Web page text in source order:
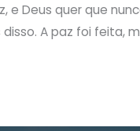
e Deus quer que
A paz foi feita,